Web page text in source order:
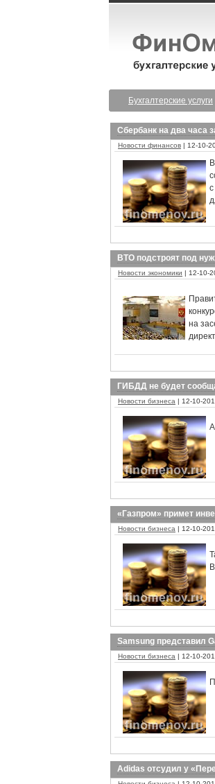
Бухгалтерские услуги
Сбербанк на два часа
Новости финансов | 12-10-
ВТО подстроят под
Новости экономики | 12-10-
на
ГИБДД не будет
Новости бизнеса | 12-10-
«Газпром» примет
Новости бизнеса | 12-10-
Samsung представил
Новости бизнеса | 12-10-
Adidas отсудил у